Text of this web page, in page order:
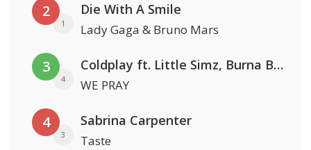
2
1
Die With A Smile
Lady Gaga & Bruno Mars
3
4
Coldplay ft. Little Simz, Burna Boy, Elyanna & Tini
WE PRAY
4
3
Sabrina Carpenter
Taste